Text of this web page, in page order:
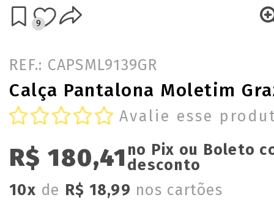
9
REF.: CAPSML9139GR
Calça Pantalona Moletim
Avalie esse
R$ 180,41 no Pix ou Boleto
desconto
10x de R$ 18,99 nos cartões